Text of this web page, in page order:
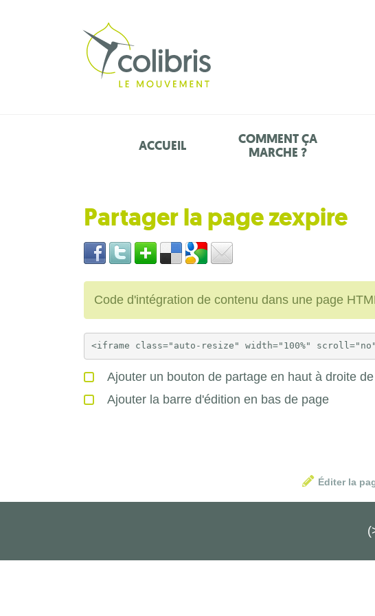
ACCUEIL
COMMENT ÇA
MARCHE ?
Partager la page zexpire
Code d'intégration de contenu dans une page
Ajouter un bouton de partage en haut à droite
Ajouter la barre d'édition en bas de page
Éditer la